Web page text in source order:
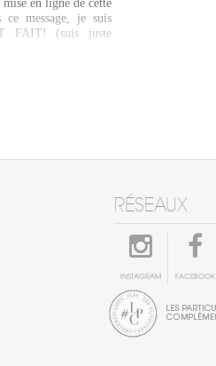
en ligne de cette
message, je suis
FAIT! (suis juste
RÉSEAUX
INSTAGRAM FACEBOOK